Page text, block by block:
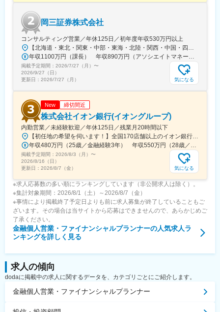
■IFAとは：
「独立系ファイナンシャルアドバイザー」とも呼ばれる、金融ア
ドバイザーの業態の一種です。既存の金融機関から独立している
ため、中立的な立場で顧客の立場に立った金融アドバイスが可能
です。金融先進国では既に比率が高いポジションで、今後日本で
も高く評価される兆しがあり将来性があるビジネスです。
変更の範囲：会社の定める業務
岡三証券株式会社
コンサルティング営業／年休125日／初年度年収530万円以上
【北海道・東北・関東・中部・東海・北陸・関西・中国・四国・九州の各拠点へ配属】★全国型またはエリア店舗限定型を選択可能★全国型：各地に自社寮、借上げ社宅あり／エリア店舗限定型：自宅から通勤が難しい場合、住宅手当支給★U・Iターン歓迎【北海道・東北エリア】北海道、宮城県【関東エリア】東京都、茨城県、千葉県、埼玉県、神奈川県【中部・東海・北陸エリア】静岡県、岐阜県、愛知県、石川県、三重県【関西エリア】京都府、大阪府、奈良県、和歌山県、兵庫県【中国・四国エリア】岡山県、広島県、山口県、愛媛県【九州エリア】福岡県、熊本県※受動喫煙対策：屋内全面禁煙
年収1100万円（課長） 年収890万円（アソシエイトマネージャー）
掲載予定期間： 2026/7/27（月） 〜
2026/9/27（日）
更新日： 2026/7/27（月） 気になる
New 締切間近
株式会社イオン銀行(イオングループ)
内勤営業／未経験歓迎／年休125日／残業月20時間以下
【初任地の希望を伺います！】全国170店舗以上のイオン銀行窓口【募集を行う地域】北海道、青森県、岩手県、宮城県、秋田県、山形県、茨城県、栃木県、群馬県、埼玉県、千葉県、東京都、神奈川県、新潟県、富山県、石川県、山梨県、岐阜県、長野県、静岡県、愛知県、三重県、滋賀県、京都府、大阪府、兵庫県、奈良県、和歌山県、岡山県、広島県、徳島県、香川県、愛媛県、高知県、福岡県、鹿児島県、宮崎県、沖縄県※U・Iターン歓迎 ご希望の働き方をお聞かせください。※総合職採用のため、将来的には全国転勤が発生する可能性がございます◎各店舗の詳細は当社HPをご覧ください！https://www.aeonbank.co.jp/branch/
年収480万円（25歳／金融経験3年） 年収550万円（28歳／金融経験5年）
掲載予定期間： 2026/8/3（月） 〜
2026/8/16（日）
更新日： 2026/8/7（金） 気になる
※求人応募数の多い順にランキングしています（非公開求人は除く）。
※集計対象期間：2026/8/1（土）～2026/8/7（金）
※事情により掲載終了予定日よりも前に求人募集が終了していることもご
ざいます。その場合は当サイトから応募はできませんので、あらかじめご
了承ください。
金融個人営業・ファイナンシャルプランナーの人気求人ラ
ンキングを詳しく見る
求人の傾向
dodaに掲載中の求人に関するデータを、カテゴリごとにご紹介します。
金融個人営業・ファイナンシャルプランナー